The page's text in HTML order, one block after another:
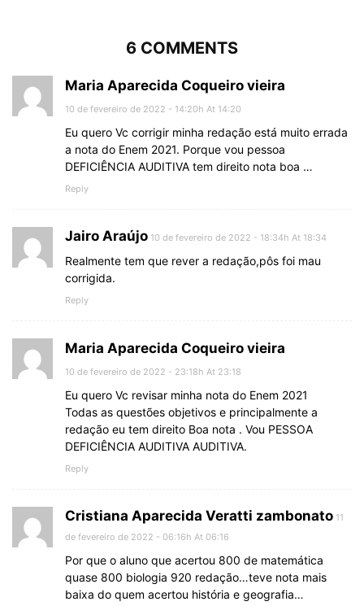
6 COMMENTS
Maria Aparecida Coqueiro vieira
10 de fevereiro de 2022 - 14:20h At 14:20
Eu quero Vc corrigir minha redação está muito errada
a nota do Enem 2021. Porque vou pessoa
DEFICIÊNCIA AUDITIVA tem direito nota boa …
Reply
Jairo Araújo 10 de fevereiro de 2022 - 18:34h At 18:34
Realmente tem que rever a redação,pôs foi mau
corrigida.
Reply
Maria Aparecida Coqueiro vieira
10 de fevereiro de 2022 - 23:18h At 23:18
Eu quero Vc revisar minha nota do Enem 2021
Todas as questões objetivos e principalmente a
redação eu tem direito Boa nota . Vou PESSOA
DEFICIÊNCIA AUDITIVA AUDITIVA.
Reply
Cristiana Aparecida Veratti zambonato 11
de fevereiro de 2022 - 06:16h At 06:16
Por que o aluno que acertou 800 de matemática
quase 800 biologia 920 redação…teve nota mais
baixa do quem acertou história e geografia…